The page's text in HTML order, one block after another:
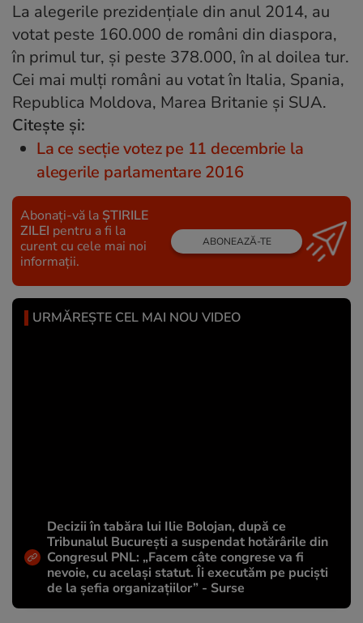
La alegerile prezidenţiale din anul 2014, au
votat peste 160.000 de români din diaspora,
în primul tur, şi peste 378.000, în al doilea tur.
Cei mai mulţi români au votat în Italia, Spania,
Republica Moldova, Marea Britanie şi SUA.
Citește și:
La ce secție votez pe 11 decembrie la
alegerile parlamentare 2016
Abonați-vă la ȘTIRILE
ZILEI pentru a fi la
curent cu cele mai noi
informații.
ABONEAZĂ-TE
URMĂREȘTE CEL MAI NOU VIDEO
Decizii în tabăra lui Ilie Bolojan, după ce
Tribunalul București a suspendat hotărârile din
Congresul PNL: „Facem câte congrese va fi
nevoie, cu același statut. Îi executăm pe puciști
de la șefia organizațiilor” - Surse